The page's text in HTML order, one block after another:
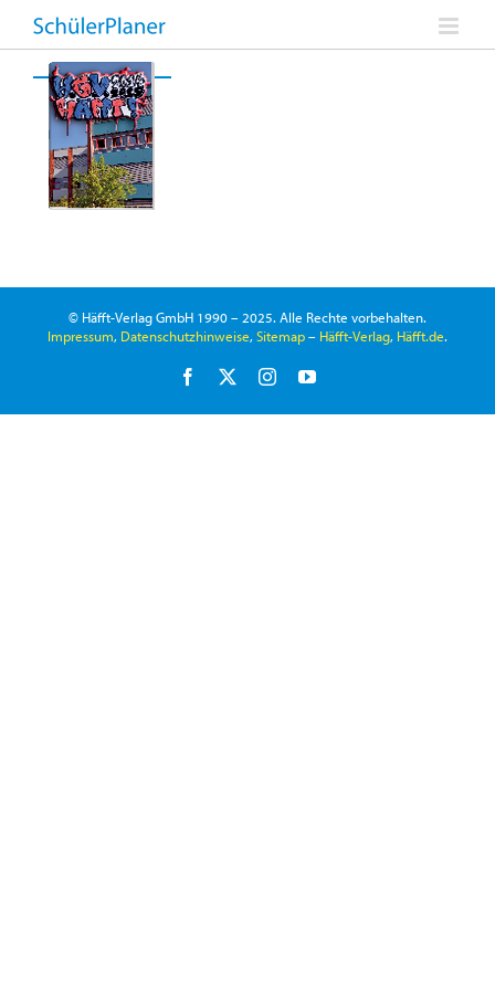
Zum
Inhalt
springen
© Häfft-Verlag GmbH 1990 – 2025. Alle Rechte vorbehalten.
Impressum, Datenschutzhinweise,Sitemap– Häfft-Verlag, Häfft.de.
Facebook InstagramYouTube